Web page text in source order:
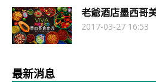
老爺酒店墨西哥
2017-03-27 16:53
最新消息